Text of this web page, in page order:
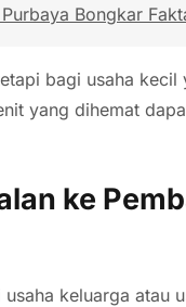
Bongkar
bagi usaha
yang dihemat
ke
keluarga atau